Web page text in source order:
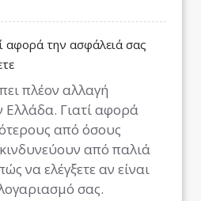
αφορά την ασφάλειά σας
πλέον αλλαγή
Ελλάδα. Γιατί αφορά
από όσους
από παλιά
να ελέγξετε αν είναι
σας.